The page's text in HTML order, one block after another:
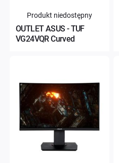
OUTLET ASUS - TUF
VG24VQR Curved
Produkt niedostępny